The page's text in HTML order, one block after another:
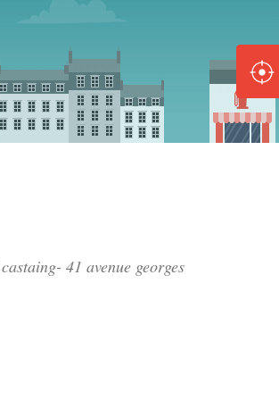
castaing- 41 avenue georges
Épuisé
Épuisé